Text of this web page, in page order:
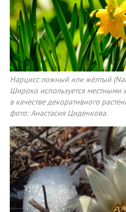
Нарцисс ложный или жёлтый
Широко используется
в качестве декоративного
фото: Анастасия Циденкова.